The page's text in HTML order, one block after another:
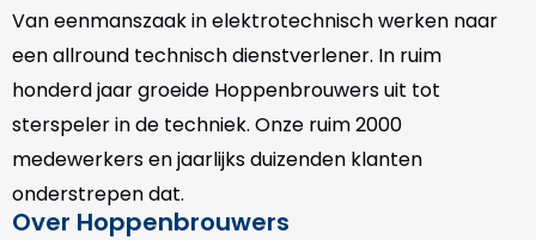
Van eenmanszaak in elektrotechnisch werken naar
een allround technisch dienstverlener. In ruim
honderd jaar groeide Hoppenbrouwers uit tot
sterspeler in de techniek. Onze ruim 2000
medewerkers en jaarlijks duizenden klanten
onderstrepen dat.
Over Hoppenbrouwers